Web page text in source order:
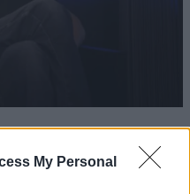
My Personal
πιστεύω στον
ανθρώπου»